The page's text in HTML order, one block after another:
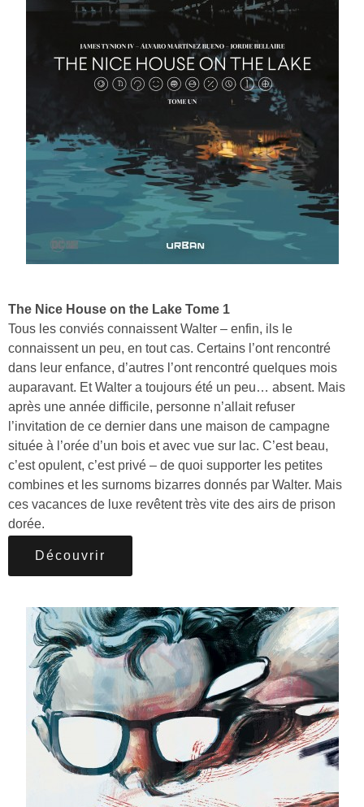
The Nice House on the Lake Tome 1
Tous les conviés connaissent Walter – enfin, ils le
connaissent un peu, en tout cas. Certains l’ont rencontré
dans leur enfance, d’autres l’ont rencontré quelques mois
auparavant. Et Walter a toujours été un peu… absent. Mais
après une année difficile, personne n’allait refuser
l’invitation de ce dernier dans une maison de campagne
située à l’orée d’un bois et avec vue sur lac. C’est beau,
c’est opulent, c’est privé – de quoi supporter les petites
combines et les surnoms bizarres donnés par Walter. Mais
ces vacances de luxe revêtent très vite des airs de prison
dorée.
Découvrir